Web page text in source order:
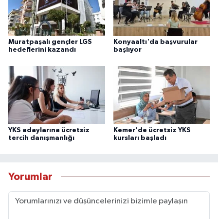
Muratpaşalı gençler LGS
hedeflerini kazandı
Konyaaltı'da başvurular
başlıyor
YKS adaylarına ücretsiz
tercih danışmanlığı
Kemer'de ücretsiz YKS
kursları başladı
Yorumlar